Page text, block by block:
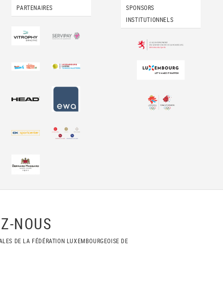
PARTENAIRES
SPONSORS
INSTITUTIONNELS
NOUS
DE LA FÉDÉRATION LUXEMBOURGEOISE DE